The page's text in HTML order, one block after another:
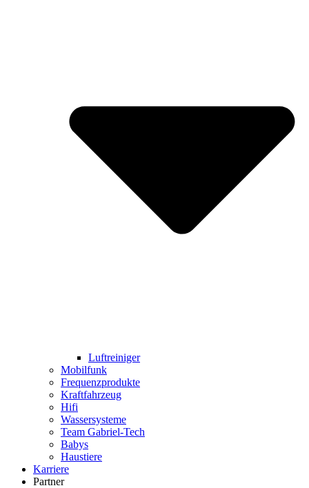
Luftreiniger
Mobilfunk
Frequenzprodukte
Kraftfahrzeug
Hifi
Wassersysteme
Team Gabriel-Tech
Babys
Haustiere
Karriere
Partner